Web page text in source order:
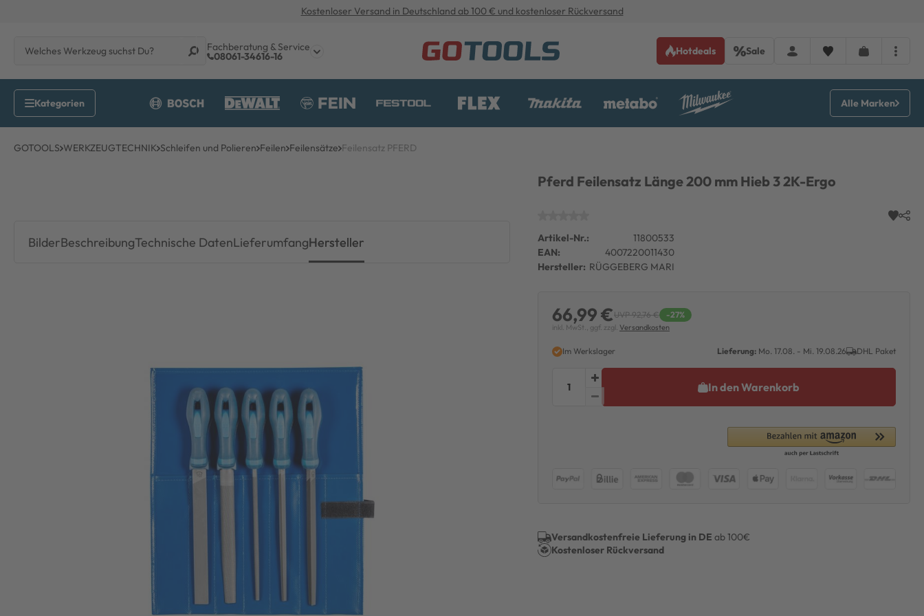
Kostenloser Versand in Deutschland ab 100 € und kostenloser Rückversand
Fachberatung & Service
08061-34616-16 Hotdeals Sale
Alle Marken
GOTOOLS WERKZEUGTECHNIK Schleifen und Polieren Feilen Feilensätze Feilensatz PFERD
BilderBeschreibungTechnische DatenLieferumfangHersteller
Pferd Feilensatz Länge 200 mm Hieb 3 2K-Ergo
Artikel-Nr.:
11800533
EAN:
4007220011430
Hersteller: RÜGGEBERG MARI
66,99 €UVP 92,76 € -27%
inkl. MwSt., ggf. zzgl. Versandkosten
Im Werkslager Lieferung: Mo. 17.08. - Mi. 19.08.26 DHL Paket
In den Warenkorb
Versandkostenfreie Lieferung in DE ab 100€
Kostenloser Rückversand